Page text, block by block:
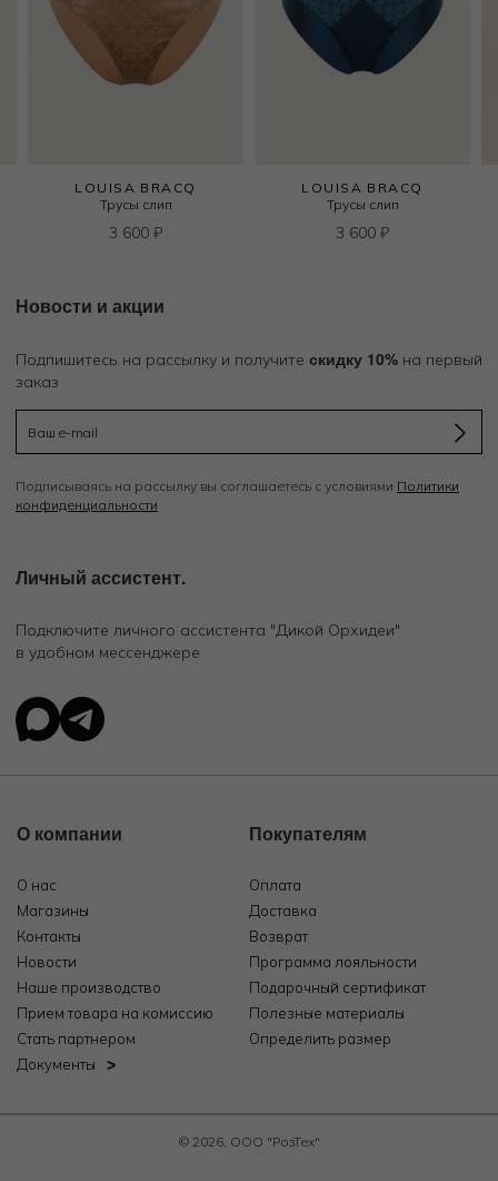
LOUISA BRACQ
Трусы слип
3 600 ₽
LOUISA BRACQ
Трусы слип
3 600 ₽
Новости и акции
Подпишитесь на рассылку и получите скидку 10% на первый
заказ
Подписываясь на рассылку вы соглашаетесь с условиями Политики
конфиденциальности
Личный ассистент.
Подключите личного ассистента "Дикой Орхидеи"
в удобном мессенджере
О компании
О нас
Магазины
Контакты
Новости
Наше производство
Прием товара на комиссию
Стать партнером
Документы
Покупателям
Оплата
Доставка
Возврат
Программа лояльности
Подарочный сертификат
Полезные материалы
Определить размер
© 2026, ООО "РозТех"